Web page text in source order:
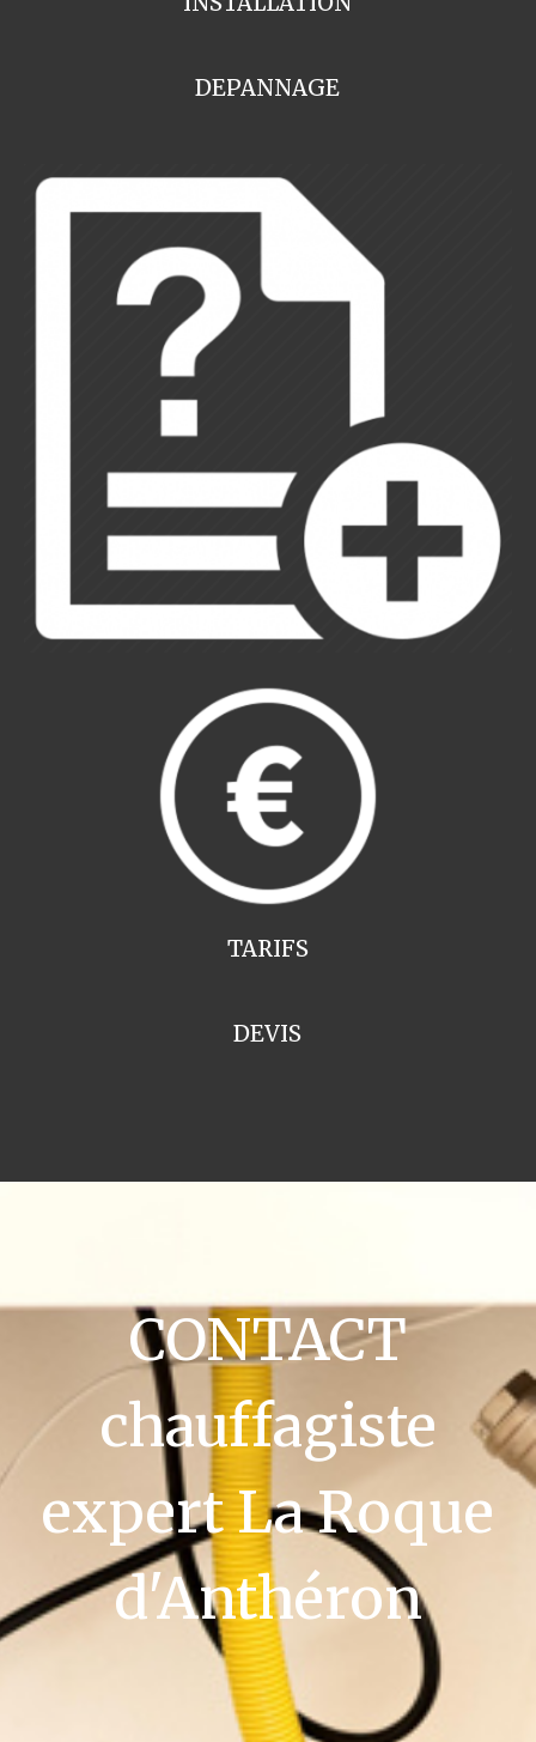
DEPANNAGE
TARIFS
DEVIS
CONTACT
chauffagiste
expert La Roque
d'Anthéron